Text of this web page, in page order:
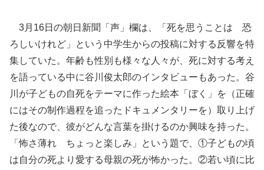
3月16日の朝日新聞「声」欄は、「死を思うことは 恐
ろしいけれど」という中学生からの投稿に対する反響を特
集していた。年齢も性別も様々な人々が、死に対する考え
を語っている中に谷川俊太郎のインタビューもあった。谷
川が子どもの自死をテーマに作った絵本「ぼく」を（正確
にはその制作過程を追ったドキュメンタリーを）取り上げ
た後なので、彼がどんな言葉を掛けるのか興味を持った。
「怖さ薄れ ちょっと楽しみ」という題で、①子どもの頃
は自分の死より愛する母親の死が怖かった。②若い頃に比